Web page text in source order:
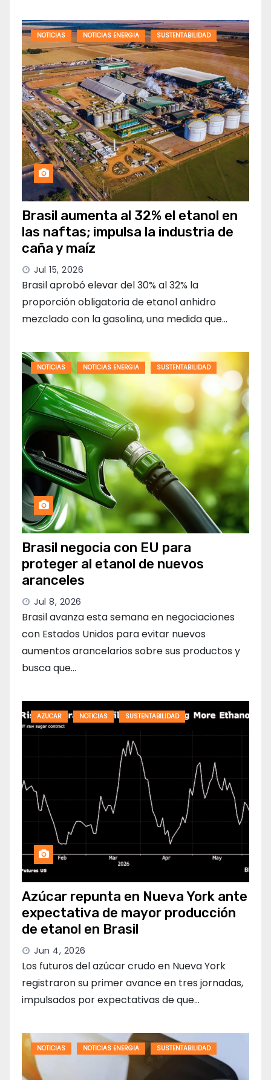
NOTICIAS NOTICIAS ENERGIA SUSTENTABILIDAD
Brasil aumenta al 32% el etanol en
las naftas; impulsa la industria de
caña y maíz
Jul 15, 2026
Brasil aprobó elevar del 30% al 32% la
proporción obligatoria de etanol anhidro
mezclado con la gasolina, una medida que…
NOTICIAS NOTICIAS ENERGIA SUSTENTABILIDAD
Brasil negocia con EU para
proteger al etanol de nuevos
aranceles
Jul 8, 2026
Brasil avanza esta semana en negociaciones
con Estados Unidos para evitar nuevos
aumentos arancelarios sobre sus productos y
busca que…
AZUCAR NOTICIAS SUSTENTABILIDAD
Azúcar repunta en Nueva York ante
expectativa de mayor producción
de etanol en Brasil
Jun 4, 2026
Los futuros del azúcar crudo en Nueva York
registraron su primer avance en tres jornadas,
impulsados por expectativas de que…
NOTICIAS NOTICIAS ENERGIA SUSTENTABILIDAD